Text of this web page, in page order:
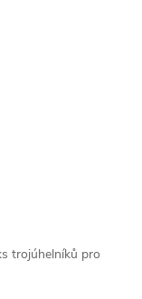
trojúhelníků pro